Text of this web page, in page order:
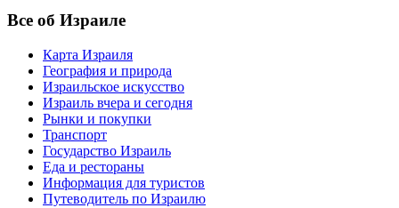
Все об Израиле
Карта Израиля
География и природа
Израильское искусство
Израиль вчера и сегодня
Рынки и покупки
Транспорт
Государство Израиль
Еда и рестораны
Информация для туристов
Путеводитель по Израилю